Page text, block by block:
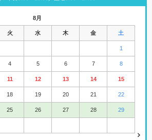
8月
火 水 木 金 土
1
4 5 6 7 8
11 12 13 14 15
18 19 20 21 22
25 26 27 28 29